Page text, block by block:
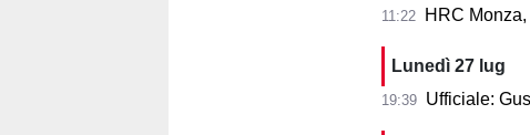
11:22 HRC
Lunedì 27 lug
19:39 Ufficiale: